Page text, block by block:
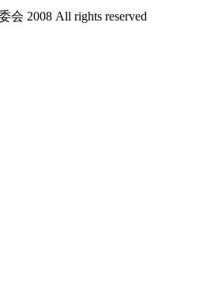
2008 All rights reserved